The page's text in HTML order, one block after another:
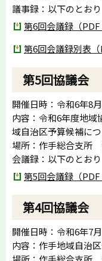
議事録：以下のとおり
第6回会議録（PDF
第6回会議録別表（
第5回協議会
開催日時：令和6年8
内容：令和6年度地域
域自治区予算候補に
場所：作手総合支所
会議録：以下のとおり
第5回会議録（PDF
第4回協議会
開催日時：令和6年7
内容：作手地域自治